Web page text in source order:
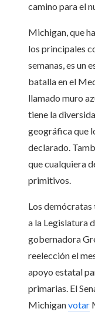
camino para el
Michigan, que
los principales
semanas, es un
batalla en el
llamado muro
tiene la
geográfica que
declarado.
que cualquiera
primitivos.
Los
a la Legislatura
gobernadora
reelección el
apoyo estatal
primarias. El
Michiganvotar